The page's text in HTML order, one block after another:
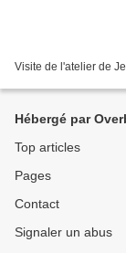
Visite de l'atelier de
Hébergé par
Top articles
Pages
Contact
Signaler un abus